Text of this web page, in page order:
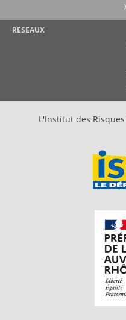
RESEAUX
L'Institut des